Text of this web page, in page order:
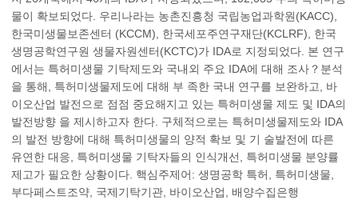
물이 확보되었다. 우리나라는 농촌진흥청 국립농업과학원(KACC),
한국미생물보존센터 (KCCM), 한국세포주연구재단(KCLRF), 한국
생명공학연구원 생물자원센터(KCTC)가 IDA로 지정되었다. 본 연구
에서는 특허미생물 기탁제도와 국내외 주요 IDA에 대해 조사？분석
을 통해, 특허미생물제도에 대해 부 족한 국내 연구를 보완하고, 바
이오산업 발전으로 점점 중요해지고 있는 특허미생물 제도 및 IDA의
발전방향 을 제시하고자 한다. 구체적으로는 특허미생물제도와 IDA
의 발전 방향에 대해 특허미생물의 양적 확보 및 기 술발전에 따른
유연한 대응, 특허미생물 기탁자들의 인식개선, 특허미생물 분양률
제고가 필요한 상황이다. 핵심주제어: 생명공학 특허, 특허미생물,
부다페스트조약, 국제기탁기관, 바이오산업, 배양수집은행